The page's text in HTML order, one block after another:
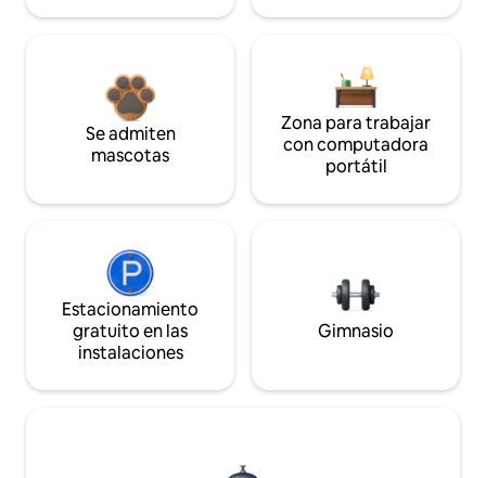
Se admiten
mascotas
Zona para trabajar
con computadora
portátil
Estacionamiento
gratuito en las
instalaciones
Gimnasio